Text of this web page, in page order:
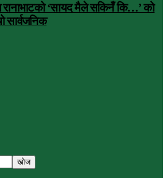
रानाभाटको ‘सायद मैले सकिनँ कि…’ को
सार्वजनिक